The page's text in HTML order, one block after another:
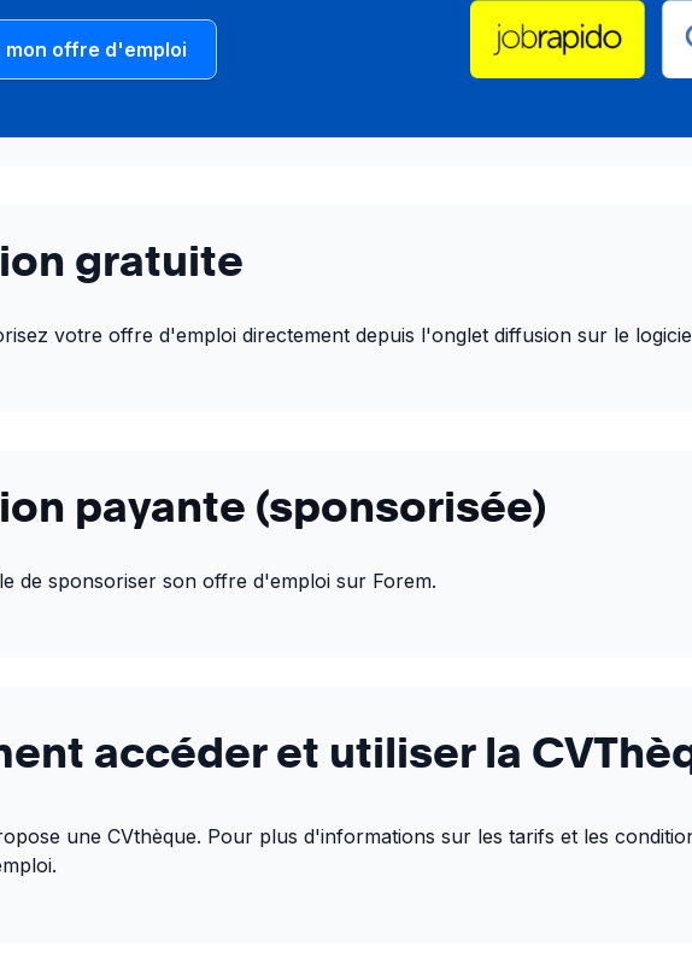
mon offre d'emploi
gratuite
votre offre d'emploi directement depuis l'onglet diffusion sur le
payante (sponsorisée)
de sponsoriser son offre d'emploi sur Forem.
accéder et utiliser la
une CVthèque. Pour plus d'informations sur les tarifs et les